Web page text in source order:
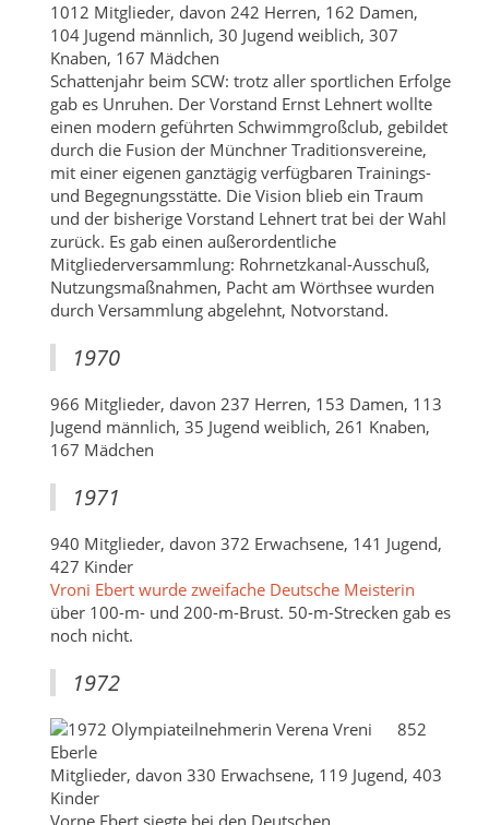
1012 Mitglieder, davon 242 Herren, 162 Damen,
104 Jugend männlich, 30 Jugend weiblich, 307
Knaben, 167 Mädchen
Schattenjahr beim SCW: trotz aller sportlichen Erfolge
gab es Unruhen. Der Vorstand Ernst Lehnert wollte
einen modern geführten Schwimmgroßclub, gebildet
durch die Fusion der Münchner Traditionsvereine,
mit einer eigenen ganztägig verfügbaren Trainings-
und Begegnungsstätte. Die Vision blieb ein Traum
und der bisherige Vorstand Lehnert trat bei der Wahl
zurück. Es gab einen außerordentliche
Mitgliederversammlung: Rohrnetzkanal-Ausschuß,
Nutzungsmaßnahmen, Pacht am Wörthsee wurden
durch Versammlung abgelehnt, Notvorstand.
1970
966 Mitglieder, davon 237 Herren, 153 Damen, 113
Jugend männlich, 35 Jugend weiblich, 261 Knaben,
167 Mädchen
1971
940 Mitglieder, davon 372 Erwachsene, 141 Jugend,
427 Kinder
Vroni Ebert wurde zweifache Deutsche Meisterin
über 100-m- und 200-m-Brust. 50-m-Strecken gab es
noch nicht.
1972
852
Mitglieder, davon 330 Erwachsene, 119 Jugend, 403
Kinder